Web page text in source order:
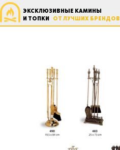
ЭКСКЛЮЗИВНЫЕ КАМИНЫ
И ТОПКИ ОТ ЛУЧШИХ БРЕНДОВ